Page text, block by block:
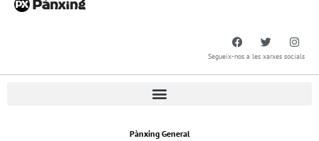
Segueix-nos a les xarxes socials
Pànxing General